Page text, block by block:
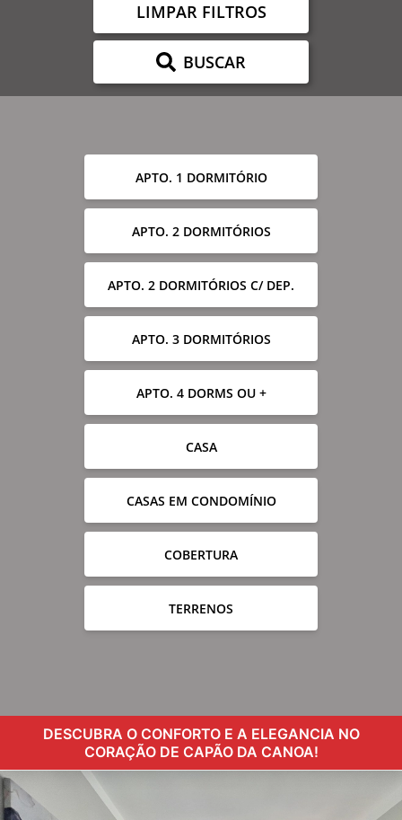
LIMPAR FILTROS
BUSCAR
APTO. 1 DORMITÓRIO
APTO. 2 DORMITÓRIOS
APTO. 2 DORMITÓRIOS C/ DEP.
APTO. 3 DORMITÓRIOS
APTO. 4 DORMS OU +
CASA
CASAS EM CONDOMÍNIO
COBERTURA
TERRENOS
DESCUBRA O CONFORTO E A ELEGANCIA NO
CORAÇÃO DE CAPÃO DA CANOA!